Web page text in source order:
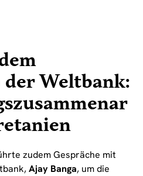
Weltbank:
zudem Gespräche mit
Ajay Banga, um die